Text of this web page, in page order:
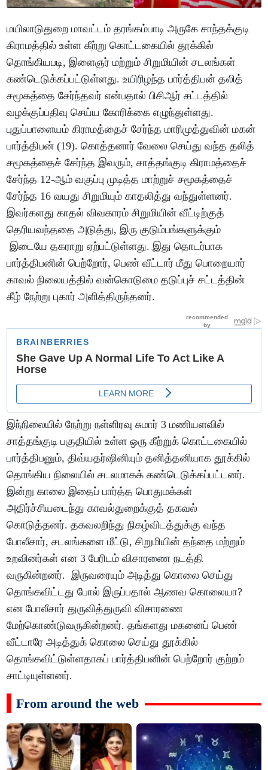
மயிலாடுதுறை மாவட்டம் தரங்கம்பாடி அருகே சாந்தக்குடி
கிராமத்தில் உள்ள கீற்று கொட்டகையில் தூக்கில்
தொங்கியபடி, இளைஞர் மற்றும் சிறுமியின் சடலங்கள்
கண்டெடுக்கப்பட்டுள்ளது. உயிரிழந்த பார்த்திபன் தலித்
சமூகத்தை சேர்ந்தவர் என்பதால் பிசிஆர் சட்டத்தில்
வழக்குப்பதிவு செய்ய கோரிக்கை எழுந்துள்ளது.
புதுப்பாளையம் கிராமத்தைச் சேர்ந்த மாரிமுத்துவின் மகன்
பார்த்திபன் (19). கொத்தனார் வேலை செய்து வந்த தலித்
சமூகத்தைச் சேர்ந்த இவரும், சாத்தங்குடி கிராமத்தைச்
சேர்ந்த 12-ஆம் வகுப்பு முடித்த மாற்றுச் சமூகத்தைச்
சேர்ந்த 16 வயது சிறுமியும் காதலித்து வந்துள்ளனர்.
இவர்களது காதல் விவகாரம் சிறுமியின் வீட்டிற்குத்
தெரியவந்ததை அடுத்து, இரு குடும்பங்களுக்கும்
இடையே தகராறு ஏற்பட்டுள்ளது. இது தொடர்பாக
பார்த்திபனின் பெற்றோர், பெண் வீட்டார் மீது பொறையார்
காவல் நிலையத்தில் வன்கொடுமை தடுப்புச் சட்டத்தின்
கீழ் நேற்று புகார் அளித்திருந்தனர்.
இந்நிலையில் நேற்று நள்ளிரவு சுமார் 3 மணியளவில்
சாத்தங்குடி பகுதியில் உள்ள ஒரு கீற்றுக் கொட்டகையில்
பார்த்திபனும், திவ்யதர்ஷினியும் தனித்தனியாக தூக்கில்
தொங்கிய நிலையில் சடலமாகக் கண்டெடுக்கப்பட்டனர்.
இன்று காலை இதைப் பார்த்த பொதுமக்கள்
அதிர்ச்சியடைந்து காவல்துறைக்குத் தகவல்
கொடுத்தனர். தகவலறிந்து நிகழ்விடத்துக்கு வந்த
போலீசார், சடலங்களை மீட்டு, சிறுமியின் தந்தை மற்றும்
உறவினர்கள் என 3 பேரிடம் விசாரணை நடத்தி
வருகின்றனர். இருவரையும் அடித்து கொலை செய்து
தொங்கவிட்டது போல் இருப்பதால் ஆணவ கொலையா?
என போலீசார் துருவித்துருவி விசாரணை
மேற்கொண்டுவருகின்றனர். தங்களது மகனைப் பெண்
வீட்டாரே அடித்துக் கொலை செய்து தூக்கில்
தொங்கவிட்டுள்ளதாகப் பார்த்திபனின் பெற்றோர் குற்றம்
சாட்டியுள்ளனர்.
From around the web